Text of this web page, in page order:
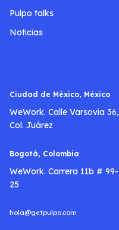
Ciudad de México, México
WeWork. Calle Varsovia 36,
Col. Juárez
Bogotá, Colombia
WeWork. Carrera 11b # 99-
25
hola@getpulpo.com
Pulpo talks
Noticias